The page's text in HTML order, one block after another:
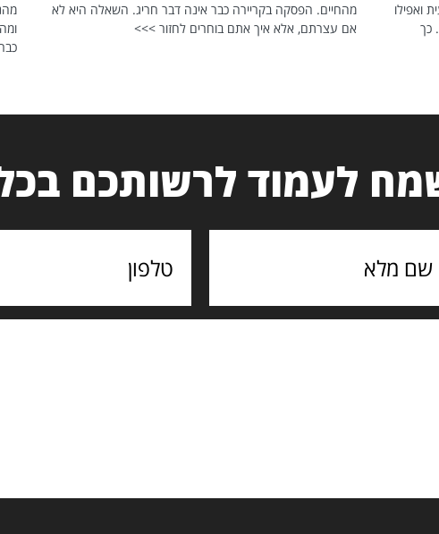
ואפילו
כך
מהחיים. הפסקה בקריירה כבר אינה דבר חריג. השאלה היא לא
אם עצרתם, אלא איך אתם בוחרים לחזור >>>
לעמוד לרשותכם